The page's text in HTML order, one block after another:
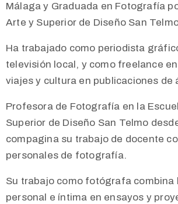
Málaga y Graduada en Fotografía
Arte y Superior de Diseño San
Ha trabajado como periodista
televisión local, y como freelance
viajes y cultura en publicaciones de
Profesora de Fotografía en la
Superior de Diseño San Telmo
compagina su trabajo de docente
personales de fotografía.
Su trabajo como fotógrafa combina
personal e íntima en ensayos y